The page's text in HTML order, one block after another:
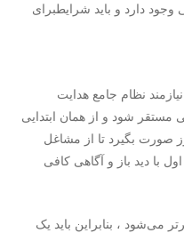
وجود دارد و باید شرایطبرای
نظام جامع هدایت
مستقر شود و از همان ابتدایی
صورت بگیرد تا از مشاغل
با دید باز و آگاهی کافی
می‌شود ، بنابراین باید یک